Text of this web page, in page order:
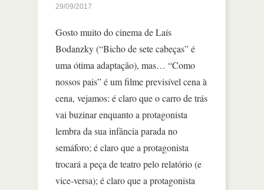
29/09/2017
Gosto muito do cinema de Laís
Bodanzky (“Bicho de sete cabeças” é
uma ótima adaptação), mas… “Como
nossos pais” é um filme previsível cena à
cena, vejamos: é claro que o carro de trás
vai buzinar enquanto a protagonista
lembra da sua infância parada no
semáforo; é claro que a protagonista
trocará a peça de teatro pelo relatório (e
vice-versa); é claro que a protagonista